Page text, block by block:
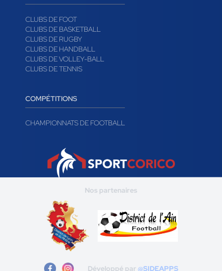
CLUBS DE FOOT
CLUBS DE BASKETBALL
CLUBS DE RUGBY
CLUBS DE HANDBALL
CLUBS DE VOLLEY-BALL
CLUBS DE TENNIS
COMPÉTITIONS
CHAMPIONNATS DE FOOTBALL
Nos partenaires
Développé par @SIDEAPPS